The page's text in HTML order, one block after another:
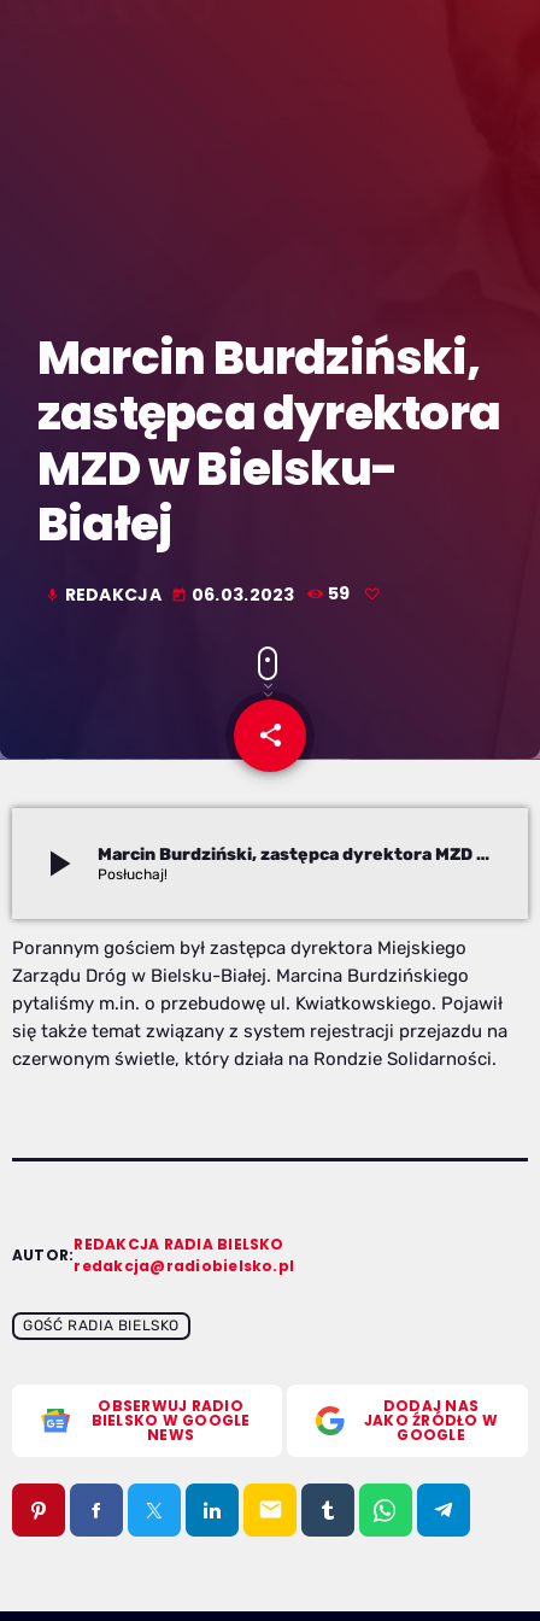
Marcin Burdziński,
zastępca dyrektora
MZD w Bielsku-
Białej
mic REDAKCJA today 06.03.2023 59
share
email
play_arrow Marcin Burdziński, zastępca dyrektora MZD w Bielsku-Białej
Porannym gościem był zastępca dyrektora Miejskiego
Zarządu Dróg w Bielsku-Białej. Marcina Burdzińskiego
pytaliśmy m.in. o przebudowę ul. Kwiatkowskiego. Pojawił
się także temat związany z system rejestracji przejazdu na
czerwonym świetle, który działa na Rondzie Solidarności.
AUTOR:
REDAKCJA RADIA BIELSKO
redakcja@radiobielsko.pl
GOŚĆ RADIA BIELSKO
OBSERWUJ RADIO
BIELSKO W GOOGLE
NEWS
DODAJ NAS
JAKO ŹRÓDŁO W
GOOGLE
email